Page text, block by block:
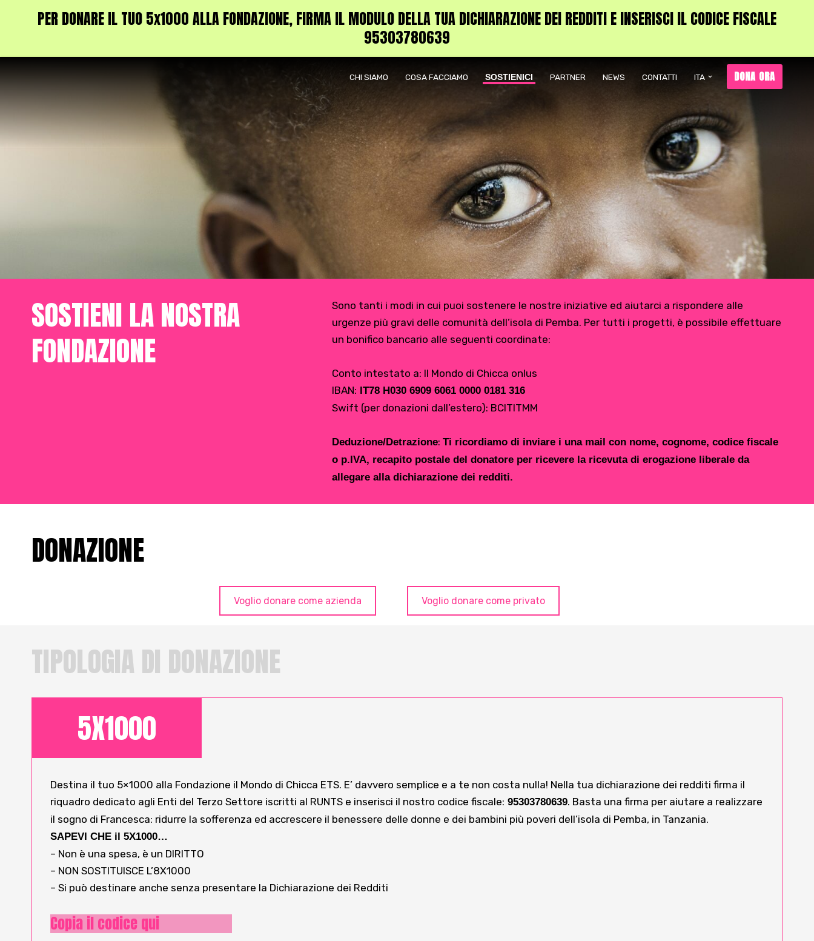
PER DONARE IL TUO 5x1000 ALLA FONDAZIONE, FIRMA IL MODULO DELLA TUA DICHIARAZIONE DEI REDDITI E INSERISCI IL CODICE FISCALE
95303780639
CHI SIAMO COSA FACCIAMO SOSTIENICI PARTNER NEWS CONTATTI ITA DONA ORA
SOSTIENI LA NOSTRA
FONDAZIONE
Sono tanti i modi in cui puoi sostenere le nostre iniziative ed aiutarci a rispondere alle
urgenze più gravi delle comunità dell’isola di Pemba. Per tutti i progetti, è possibile effettuare
un bonifico bancario alle seguenti coordinate:
Conto intestato a: Il Mondo di Chicca onlus
IBAN: IT78 H030 6909 6061 0000 0181 316
Swift (per donazioni dall’estero): BCITITMM
Deduzione/Detrazione: Ti ricordiamo di inviare i una mail con nome, cognome, codice fiscale
o p.IVA, recapito postale del donatore per ricevere la ricevuta di erogazione liberale da
allegare alla dichiarazione dei redditi.
DONAZIONE
Voglio donare come azienda Voglio donare come privato
TIPOLOGIA DI DONAZIONE
5X1000
Destina il tuo 5×1000 alla Fondazione il Mondo di Chicca ETS. E’ davvero semplice e a te non costa nulla! Nella tua dichiarazione dei redditi firma il
riquadro dedicato agli Enti del Terzo Settore iscritti al RUNTS e inserisci il nostro codice fiscale: 95303780639. Basta una firma per aiutare a realizzare
il sogno di Francesca: ridurre la sofferenza ed accrescere il benessere delle donne e dei bambini più poveri dell’isola di Pemba, in Tanzania.
SAPEVI CHE il 5X1000…
– Non è una spesa, è un DIRITTO
– NON SOSTITUISCE L’8X1000
– Si può destinare anche senza presentare la Dichiarazione dei Redditi
Copia il codice qui